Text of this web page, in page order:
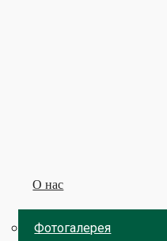
О нас
Фотогалерея